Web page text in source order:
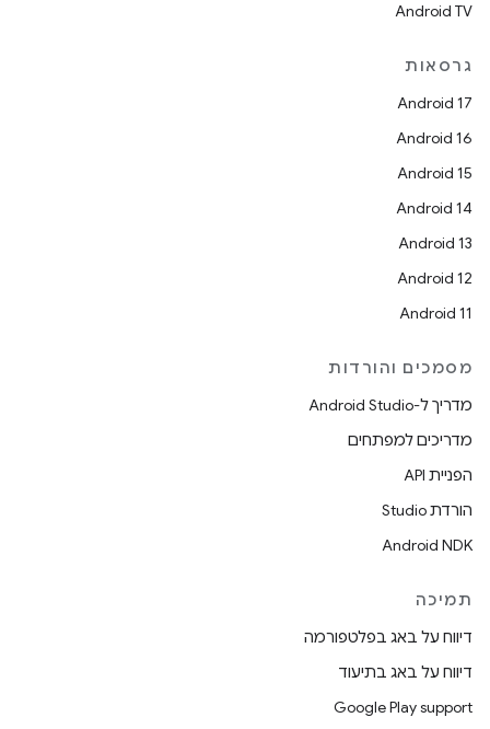
Android TV
גרסאות
Android 17
Android 16
Android 15
Android 14
Android 13
Android 12
Android 11
מסמכים והורדות
מדריך ל-Android Studio
מדריכים למפתחים
הפניית API
הורדת Studio
Android NDK
תמיכה
דיווח על באג בפלטפורמה
דיווח על באג בתיעוד
Google Play support